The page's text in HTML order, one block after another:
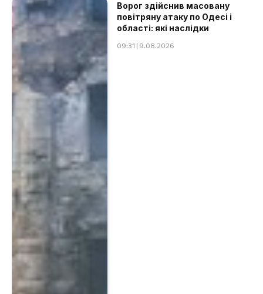
Ворог здійснив масовану
повітряну атаку по Одесі і
області: які наслідки
09:31 | 9.08.2026